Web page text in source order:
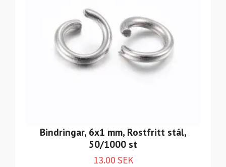
Bindringar, 6x1 mm, Rostfritt stål,
50/1000 st
13.00 SEK